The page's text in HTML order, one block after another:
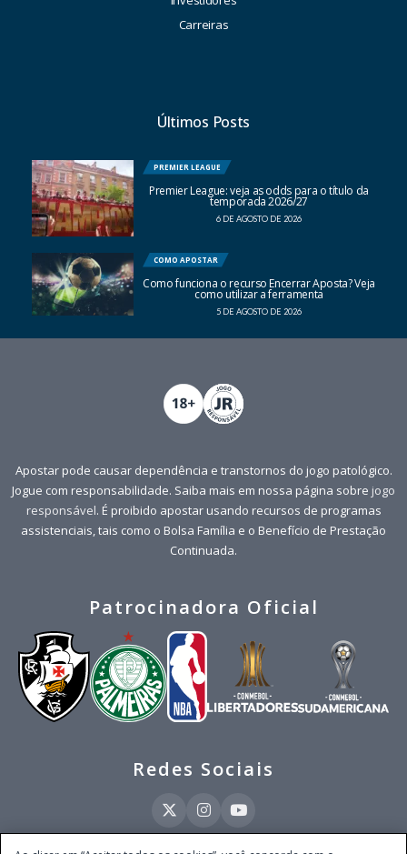
Carreiras
Últimos Posts
PREMIER LEAGUE
Premier League: veja as odds para o título da
temporada 2026/27
6 DE AGOSTO DE 2026
COMO APOSTAR
Como funciona o recurso Encerrar Aposta? Veja
como utilizar a ferramenta
5 DE AGOSTO DE 2026
Apostar pode causar dependência e transtornos do jogo patológico.
Jogue com responsabilidade. Saiba mais em nossa página sobre jogo
responsável. É proibido apostar usando recursos de programas
assistenciais, tais como o Bolsa Família e o Benefício de Prestação
Continuada.
Patrocinadora Oficial
Redes Sociais